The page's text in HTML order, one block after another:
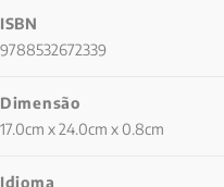
ISBN
9788532672339
Dimensão
17.0cm x 24.0cm x 0.8cm
Idioma